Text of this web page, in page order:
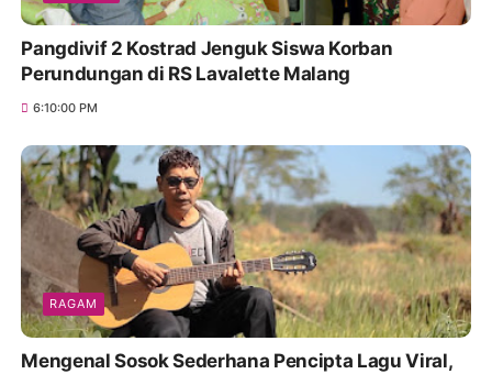
Pangdivif 2 Kostrad Jenguk Siswa Korban
Perundungan di RS Lavalette Malang
6:10:00 PM
RAGAM
Mengenal Sosok Sederhana Pencipta Lagu Viral,